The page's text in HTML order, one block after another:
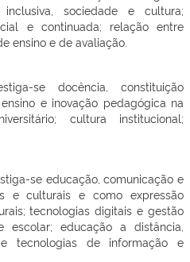
sociedade e cultura;
e continuada; relação entre
ensino e de avaliação.
se docência, constituição
e inovação pedagógica na
cultura institucional;
se educação, comunicação e
e culturais e como expressão
tecnologias digitais e gestão
educação a distância,
tecnologias de informação e